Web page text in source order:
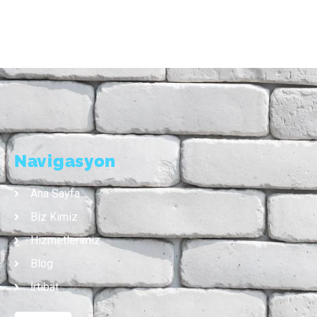
Navigasyon
Ana Sayfa
Biz Kimiz
Hizmetlerimiz
Blog
İrtibat